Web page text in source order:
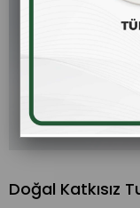
Doğal Katkısız